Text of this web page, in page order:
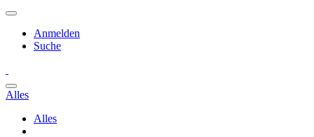
Anmelden
Suche
Alles
Alles